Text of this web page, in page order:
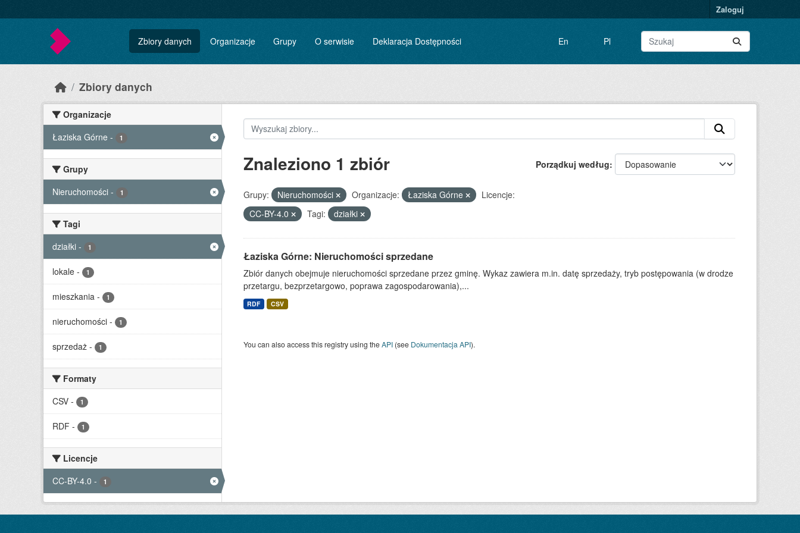
Zaloguj
Zbiory danych Organizacje Grupy O serwisie Deklaracja Dostępności En Pl
Zbiory danych
Organizacje
Łaziska Górne - 1
Grupy
Nieruchomości - 1
Tagi
działki - 1
lokale - 1
mieszkania - 1
nieruchomości - 1
sprzedaż - 1
Formaty
CSV - 1
RDF - 1
Licencje
CC-BY-4.0 - 1
Porządkuj według
Znaleziono 1 zbiór
Grupy: Nieruchomości Organizacje: Łaziska Górne
Licencje:
CC-BY-4.0
Tagi: działki
Łaziska Górne: Nieruchomości sprzedane
Zbiór danych obejmuje nieruchomości sprzedane przez gminę. Wykaz zawiera m.in. datę sprzedaży, tryb postępowania (w drodze
przetargu, bezprzetargowo, poprawa zagospodarowania),...
RDF CSV
You can also access this registry using theAPI(see Dokumentacja API).